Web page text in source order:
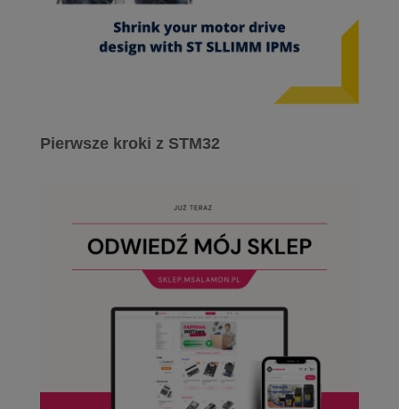
Pierwsze kroki z STM32